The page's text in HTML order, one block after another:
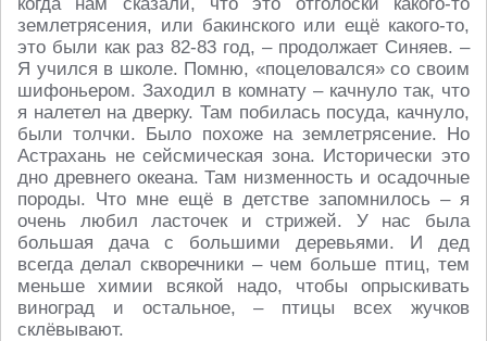
землетрясения, или бакинского или ещё какого-то,
это были как раз 82-83 год, – продолжает Синяев. –
Я учился в школе. Помню, «поцеловался» со своим
шифоньером. Заходил в комнату – качнуло так, что
я налетел на дверку. Там побилась посуда, качнуло,
были толчки. Было похоже на землетрясение. Но
Астрахань не сейсмическая зона. Исторически это
дно древнего океана. Там низменность и осадочные
породы. Что мне ещё в детстве запомнилось – я
очень любил ласточек и стрижей. У нас была
большая дача с большими деревьями. И дед
всегда делал скворечники – чем больше птиц, тем
меньше химии всякой надо, чтобы опрыскивать
виноград и остальное, – птицы всех жучков
склёвывают.